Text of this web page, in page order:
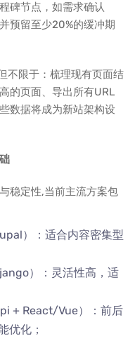
碑节点，如需求确认
预留至少20%的缓冲期
不限于：梳理现有页面结
的页面、导出所有URL
数据将成为新站架构设
稳定性,当前主流方案包
）：适合内容密集型
）：灵活性高，适
+ React/Vue）：前后
优化；